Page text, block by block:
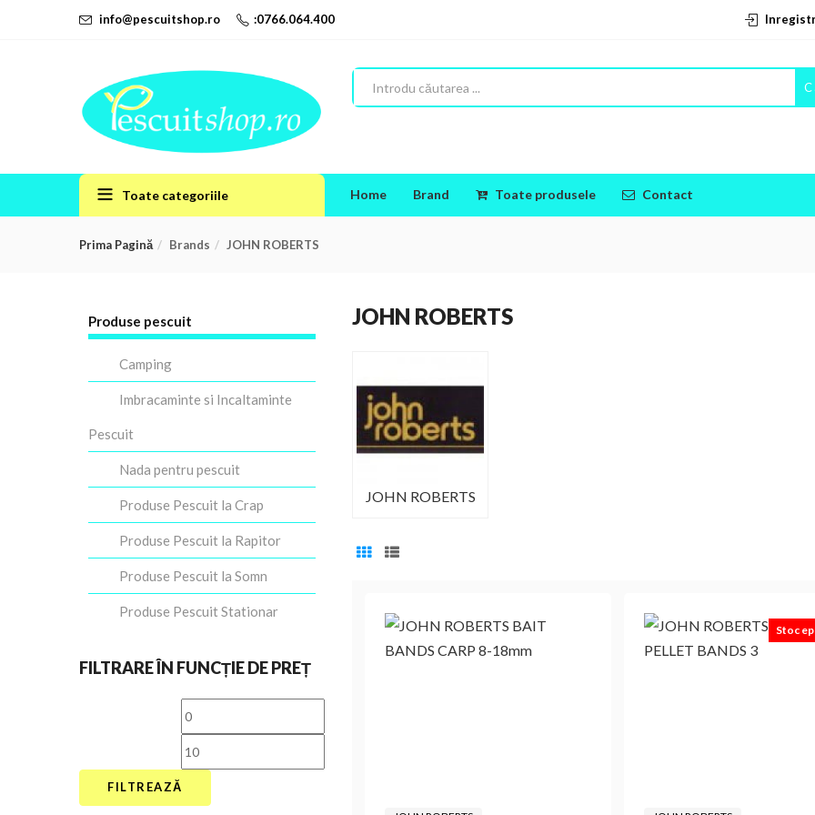
info@pescuitshop.ro :0766.064.400
Toate categoriile Home Brand Toate produsele Contact
Prima Pagină Brands JOHN ROBERTS
JOHN ROBERTS
JOHN ROBERTS
Stoc
Produse pescuit
Camping
Imbracaminte si Incaltaminte
Pescuit
Nada pentru pescuit
Produse Pescuit la Crap
Produse Pescuit la Rapitor
Produse Pescuit la Somn
Produse Pescuit Stationar
FILTRARE ÎN FUNCȚIE DE PREȚ
Preț
FILTREAZĂ